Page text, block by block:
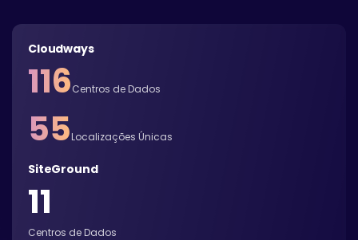
Cloudways
116Centros de Dados
55Localizações Únicas
SiteGround
11
Centros de Dados